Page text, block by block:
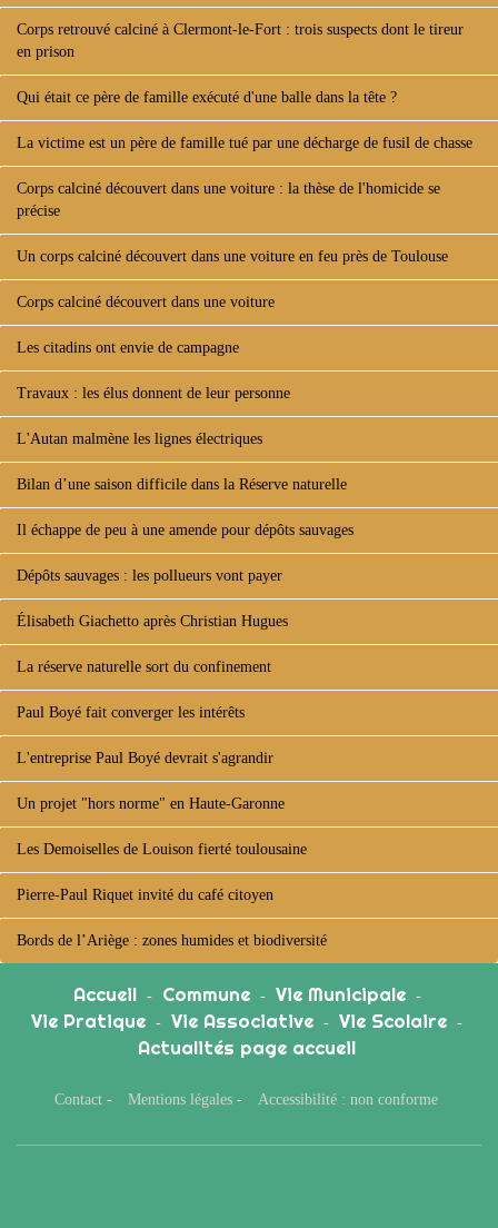
Corps retrouvé calciné à Clermont-le-Fort : trois suspects dont le tireur
en prison
Qui était ce père de famille exécuté d'une balle dans la tête ?
La victime est un père de famille tué par une décharge de fusil de chasse
Corps calciné découvert dans une voiture : la thèse de l'homicide se
précise
Un corps calciné découvert dans une voiture en feu près de Toulouse
Corps calciné découvert dans une voiture
Les citadins ont envie de campagne
Travaux : les élus donnent de leur personne
L'Autan malmène les lignes électriques
Bilan d’une saison difficile dans la Réserve naturelle
Il échappe de peu à une amende pour dépôts sauvages
Dépôts sauvages : les pollueurs vont payer
Élisabeth Giachetto après Christian Hugues
La réserve naturelle sort du confinement
Paul Boyé fait converger les intérêts
L'entreprise Paul Boyé devrait s'agrandir
Un projet "hors norme" en Haute-Garonne
Les Demoiselles de Louison fierté toulousaine
Pierre-Paul Riquet invité du café citoyen
Bords de l’Ariège : zones humides et biodiversité
Accueil - Commune - Vie Municipale -
Vie Pratique - Vie Associative - Vie Scolaire -
Actualités page accueil
Contact - Mentions légales - Accessibilité : non conforme